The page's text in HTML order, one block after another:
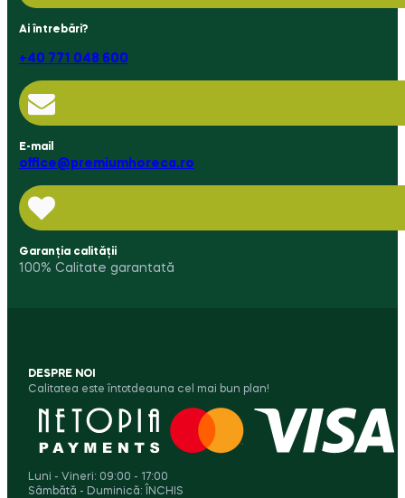
Ai întrebări?
+40 771 048 600
E-mail
office@premiumhoreca.ro
Garanția calității
100% Calitate garantată
DESPRE NOI
Calitatea este întotdeauna cel mai bun plan!
Luni - Vineri: 09:00 - 17:00
Sâmbătă - Duminică: ÎNCHIS